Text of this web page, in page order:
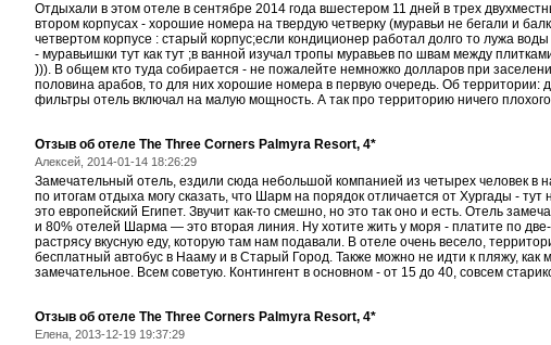
Отдыхали в этом отеле в сентябре 2014 года вшестером 11 дней в трех
втором корпусах - хорошие номера на твердую четверку (муравьи не бегали и
четвертом корпусе : старый корпус;если кондиционер работал долго то лужа
- муравьишки тут как тут ;в ванной изучал тропы муравьев по швам между
))). В общем кто туда собирается - не пожалейте немножко долларов при
половина арабов, то для них хорошие номера в первую очередь. Об территории:
фильтры отель включал на малую мощность. А так про территорию ничего
Отзыв об отеле The Three Corners Palmyra Resort, 4*
Алексей, 2014-01-14 18:26:29
Замечательный отель, ездили сюда небольшой компанией из четырех человек в
по итогам отдыха могу сказать, что Шарм на порядок отличается от Хургады -
это европейский Египет. Звучит как-то смешно, но это так оно и есть. Отель
и 80% отелей Шарма — это вторая линия. Ну хотите жить у моря - платите по
растрясу вкусную еду, которую там нам подавали. В отеле очень весело,
бесплатный автобус в Нааму и в Старый Город. Также можно не идти к пляжу,
замечательное. Всем советую. Контингент в основном - от 15 до 40, совсем
Отзыв об отеле The Three Corners Palmyra Resort, 4*
Елена, 2013-12-19 19:37:29